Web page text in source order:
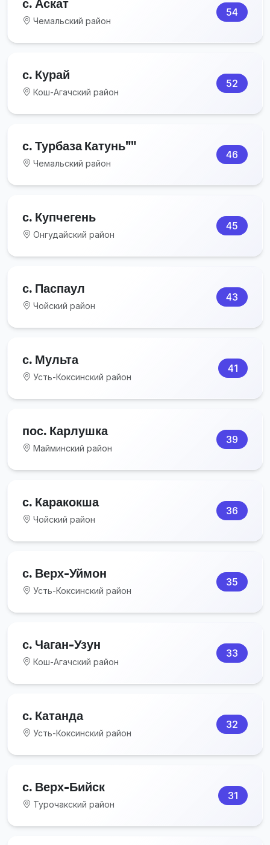
с. Аскат
Чемальский район
54
с. Курай
Кош-Агачский район
52
с. Турбаза Катунь""
Чемальский район
46
с. Купчегень
Онгудайский район
45
с. Паспаул
Чойский район
43
с. Мульта
Усть-Коксинский район
41
пос. Карлушка
Майминский район
39
с. Каракокша
Чойский район
36
с. Верх-Уймон
Усть-Коксинский район
35
с. Чаган-Узун
Кош-Агачский район
33
с. Катанда
Усть-Коксинский район
32
с. Верх-Бийск
Турочакский район
31